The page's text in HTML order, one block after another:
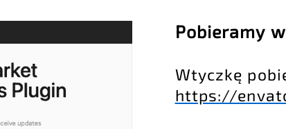
Pobieramy
Wtyczkę
https://